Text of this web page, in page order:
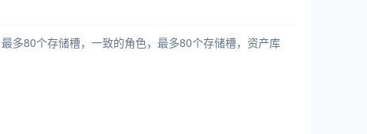
多80个存储槽，一致的角色，最多80个存储槽，资产库